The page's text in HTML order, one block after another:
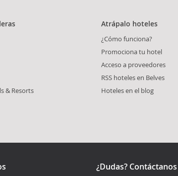
& Resorts
Atrápalo hoteles
¿Cómo funciona?
Promociona tu hotel
Acceso a proveedores
RSS hoteles en Belves
Hoteles en el blog
¿Dudas? Contáctanos